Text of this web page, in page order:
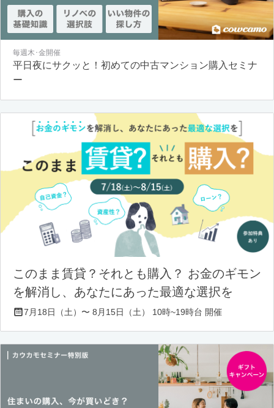
毎週木･金開催
平日夜にサクッと！初めての中古マンション購入セミナ
ー
このまま賃貸？それとも購入？ お金のギモン
を解消し、あなたにあった最適な選択を
7月18日（土）〜 8月15日（土） 10時~19時台 開催